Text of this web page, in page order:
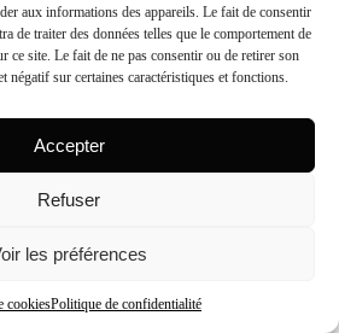
aux informations des appareils. Le fait de consentir
de traiter des données telles que le comportement de
ce site. Le fait de ne pas consentir ou de retirer son
négatif sur certaines caractéristiques et fonctions.
Accepter
Refuser
les préférences
cookiesPolitique de confidentialité